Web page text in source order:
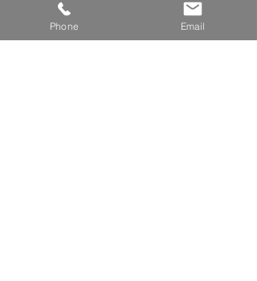
・ご予約についてはこちらのホームペ
ージのお問合せおよび、インスタグラ
Phone Email